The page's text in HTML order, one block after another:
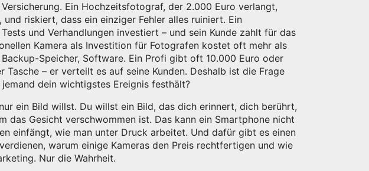
Ein Hochzeitsfotograf, der 2.000 Euro verlangt,
riskiert, dass ein einziger Fehler alles ruiniert. Ein
und Verhandlungen investiert – und sein Kunde zahlt für das
Kamera als Investition für Fotografen kostet oft mehr als
Speicher, Software. Ein Profi gibt oft 10.000 Euro oder
– er verteilt es auf seine Kunden. Deshalb ist die Frage
dein wichtigstes Ereignis festhält?
ein Bild willst. Du willst ein Bild, das dich erinnert, dich berührt,
das Gesicht verschwommen ist. Das kann ein Smartphone nicht
einfängt, wie man unter Druck arbeitet. Und dafür gibt es einen
warum einige Kameras den Preis rechtfertigen und wie
Nur die Wahrheit.